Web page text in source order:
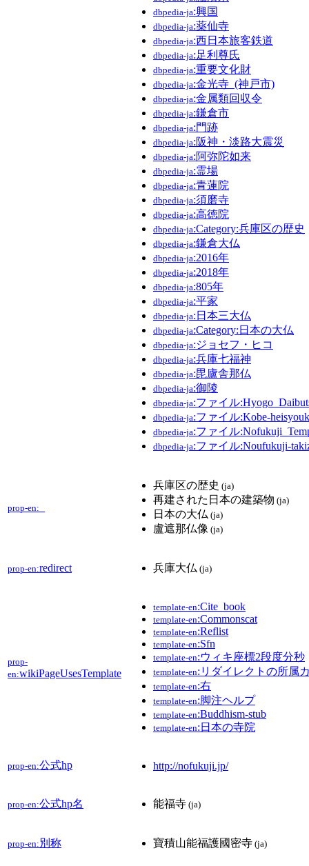
dbpedia-ja:興国
dbpedia-ja:薬仙寺
dbpedia-ja:西日本旅客鉄道
dbpedia-ja:足利尊氏
dbpedia-ja:重要文化財
dbpedia-ja:金光寺_(神戸市)
dbpedia-ja:金属類回収令
dbpedia-ja:鎌倉市
dbpedia-ja:門跡
dbpedia-ja:阪神・淡路大震災
dbpedia-ja:阿弥陀如来
dbpedia-ja:霊場
dbpedia-ja:青蓮院
dbpedia-ja:須磨寺
dbpedia-ja:高徳院
dbpedia-ja:Category:兵庫区の歴史
dbpedia-ja:鎌倉大仏
dbpedia-ja:2016年
dbpedia-ja:2018年
dbpedia-ja:805年
dbpedia-ja:平家
dbpedia-ja:日本三大仏
dbpedia-ja:Category:日本の大仏
dbpedia-ja:ジョセフ・ヒコ
dbpedia-ja:兵庫七福神
dbpedia-ja:毘廬舎那仏
dbpedia-ja:御陵
dbpedia-ja:ファイル
dbpedia-ja:ファイル:Kobe-
dbpedia-ja:ファイル
dbpedia-ja:ファイル:Noufukuji-
prop-en:
兵庫区の歴史 (ja)
再建された日本の建築物 (ja)
日本の大仏 (ja)
盧遮那仏像 (ja)
prop-en:redirect 兵庫大仏 (ja)
prop-
en:wikiPageUsesTemplate
template-en:Cite_book
template-en:Commonscat
template-en:Reflist
template-en:Sfn
template-en:ウィキ座標2段度分秒
template-en:リダイレクトの所属
template-en:右
template-en:脚注ヘルプ
template-en:Buddhism-stub
template-en:日本の寺院
prop-en:公式hp http://nofukuji.jp/
prop-en:公式hp名 能福寺 (ja)
prop-en: 別称 寶積山能福護國密寺 (ja)